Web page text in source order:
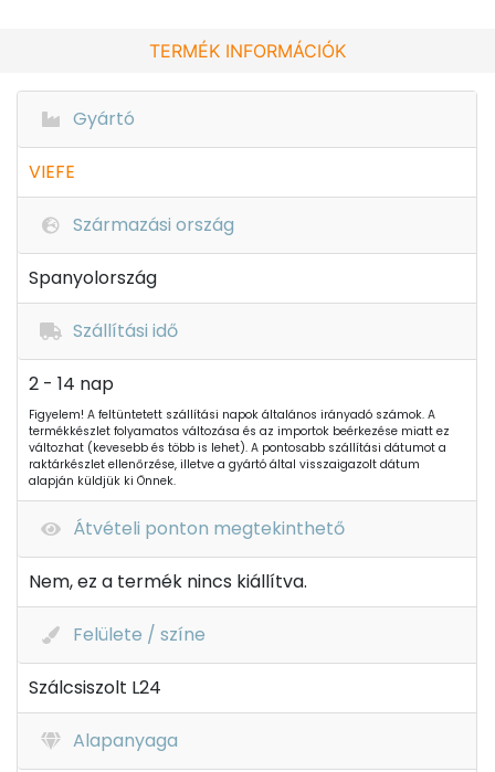
TERMÉK INFORMÁCIÓK
Gyártó
VIEFE
Származási ország
Spanyolország
Szállítási idő
2 - 14 nap
Figyelem! A feltüntetett szállítási napok általános irányadó számok. A
termékkészlet folyamatos változása és az importok beérkezése miatt ez
változhat (kevesebb és több is lehet). A pontosabb szállítási dátumot a
raktárkészlet ellenőrzése, illetve a gyártó által visszaigazolt dátum
alapján küldjük ki Önnek.
Átvételi ponton megtekinthető
Nem, ez a termék nincs kiállítva.
Felülete / színe
Szálcsiszolt L24
Alapanyaga